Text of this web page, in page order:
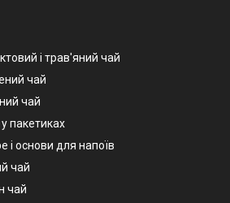
і трав'яний чай
чай
чай
пакетиках
і основи для напоїв
чай
чай